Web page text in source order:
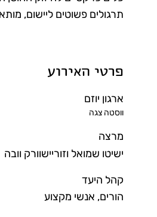
תרגולים פשוטים ליישום,
פרטי האירוע
ארגון יוזם
ווסטה צגה
מרצה
ישיטו שמואל וזוריישוורק וובה
קהל היעד
הורים, אנשי מקצוע